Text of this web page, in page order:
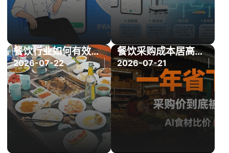
餐饮行业如何有效控制食材损耗和运营成本？这3大核心环节必须管住
2026-07-22
餐饮采购成本居高不下，餐链管理系统怎么样？——“以销定采”的降本真相
2026-07-21